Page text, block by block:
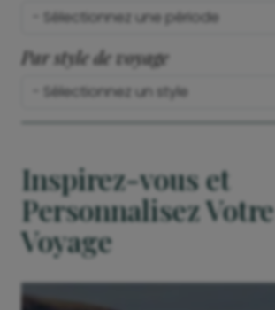
Par style de voyage
Inspirez-vous et
Personnalisez Votre
Voyage